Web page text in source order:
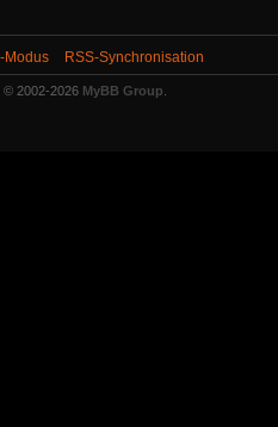
Modus RSS-Synchronisation
, © 2002-2026 MyBB Group